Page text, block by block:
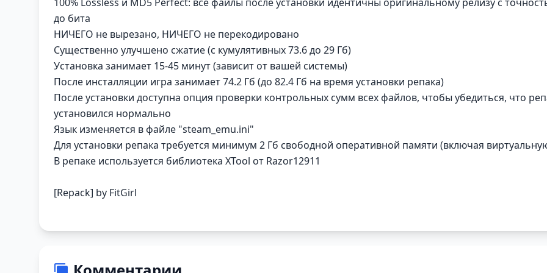
до бита
НИЧЕГО не вырезано, НИЧЕГО не перекодировано
Существенно улучшено сжатие (с кумулятивных 73.6 до 29 Гб)
Установка занимает 15-45 минут (зависит от вашей системы)
После инсталляции игра занимает 74.2 Гб (до 82.4 Гб на время установки репака)
После установки доступна опция проверки контрольных сумм всех файлов, чтобы убедиться, что
установился нормально
Язык изменяется в файле "steam_emu.ini"
Для установки репака требуется минимум 2 Гб свободной оперативной памяти (включая
В репаке используется библиотека XTool от Razor12911
[Repack] by FitGirl